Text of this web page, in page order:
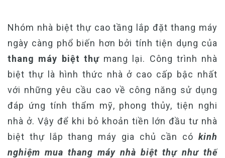
Nhóm nhà biệt thự cao tầng lắp đặt thang máy
ngày càng phổ biến hơn bởi tính tiện dụng của
thang máy biệt thựmang lại. Công trình nhà
biệt thự là hình thức nhà ở cao cấp bậc nhất
với những yêu cầu cao về công năng sử dụng
đáp ứng tính thẩm mỹ, phong thủy, tiện nghi
nhà ở. Vậy để khi bỏ khoản tiền lớn đầu tư nhà
biệt thự lắp thang máy gia chủ cần có kinh
nghiệm mua thang máy nhà biệt thự như thế